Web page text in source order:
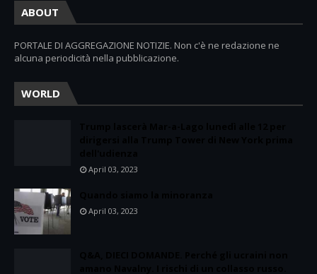
ABOUT
PORTALE DI AGGREGAZIONE NOTIZIE. Non c'è ne redazione ne
alcuna periodicità nella pubblicazione.
WORLD
April 03, 2023
April 03, 2023